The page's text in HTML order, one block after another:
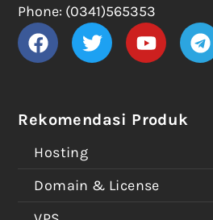
Rekomendasi Produk
Hosting
Domain & License
Phone: (0341)565353